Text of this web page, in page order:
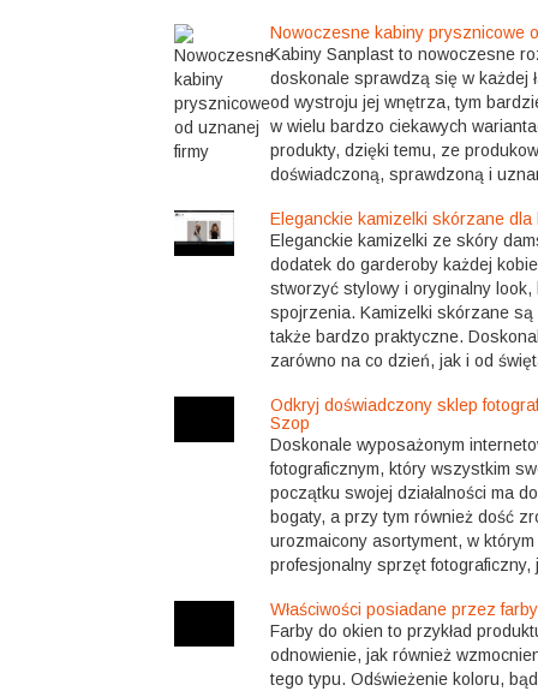
Nowoczesne kabiny prysznicowe
Kabiny Sanplast to nowoczesne
doskonale sprawdzą się w każdej
od wystroju jej wnętrza, tym
w wielu bardzo ciekawych
produkty, dzięki temu, ze
doświadczoną, sprawdzoną i
Eleganckie kamizelki skórzane dla
Eleganckie kamizelki ze skóry
dodatek do garderoby każdej
stworzyć stylowy i oryginalny look,
spojrzenia. Kamizelki skórzane są
także bardzo praktyczne.
zarówno na co dzień, jak i od
Odkryj doświadczony sklep
Szop
Doskonale wyposażonym
fotograficznym, który wszystkim
początku swojej działalności ma
bogaty, a przy tym również dość
urozmaicony asortyment, w
profesjonalny sprzęt fotograficzny,
Właściwości posiadane przez
Farby do okien to przykład
odnowienie, jak również
tego typu. Odświeżenie koloru,